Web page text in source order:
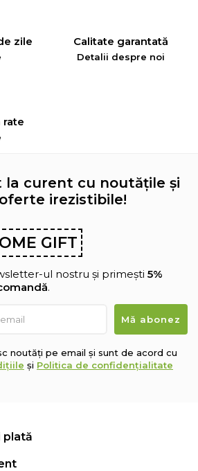
zile Calitate garantată
Detalii despre noi
rate
la curent cu noutățile și
irezistibile!
GIFT
ul nostru și primești 5%
.
noutăți pe email și sunt de acord cu
și Politica de confidențialitate
plată